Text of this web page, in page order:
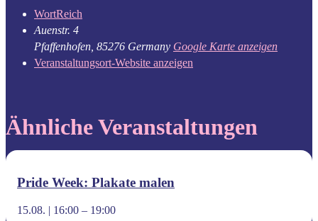
WortReich
Auenstr. 4
Pfaffenhofen 85276 Germany Google Karte anzeigen
Veranstaltungsort-Website anzeigen
Ähnliche Veranstaltungen
Pride Week: Plakate malen
15.08. | 16:00 – 19:00